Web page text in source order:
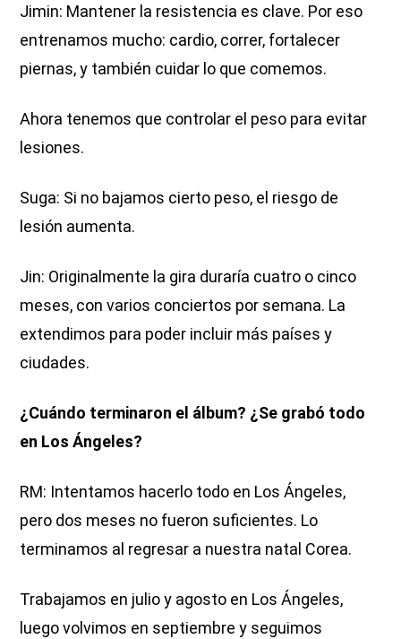
Jimin: Mantener la resistencia es clave. Por eso
entrenamos mucho: cardio, correr, fortalecer
piernas, y también cuidar lo que comemos.
Ahora tenemos que controlar el peso para evitar
lesiones.
Suga: Si no bajamos cierto peso, el riesgo de
lesión aumenta.
Jin: Originalmente la gira duraría cuatro o cinco
meses, con varios conciertos por semana. La
extendimos para poder incluir más países y
ciudades.
¿Cuándo terminaron el álbum? ¿Se grabó todo
en Los Ángeles?
RM: Intentamos hacerlo todo en Los Ángeles,
pero dos meses no fueron suficientes. Lo
terminamos al regresar a nuestra natal Corea.
Trabajamos en julio y agosto en Los Ángeles,
luego volvimos en septiembre y seguimos